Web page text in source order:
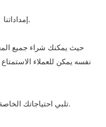
2 إمداداتنا يكفي لضمان طلب العملاء.
نفسه يمكن للعملاء
، تلبي احتياجاتك الخاصة.